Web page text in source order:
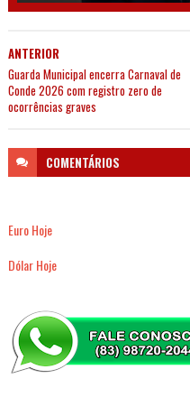
ANTERIOR
Guarda Municipal encerra Carnaval de
Conde 2026 com registro zero de
ocorrências graves
COMENTÁRIOS
Euro Hoje
Dólar Hoje